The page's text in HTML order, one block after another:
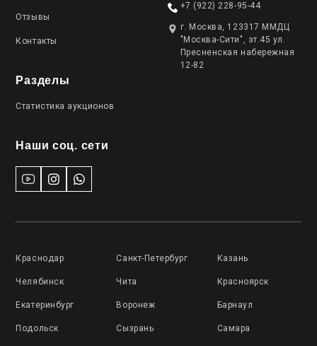
Отзывы
Контакты
Разделы
Статистика аукционов
Наши соц. сети
+7 (922) 228-95-44
г. Москва, 123317 ММДЦ
"Москва-Сити", эт.45 ул.
Пресненская набережная
12-82
Краснодар Санкт-Петербург Казань
Челябинск Чита Красноярск
Екатеринбург Воронеж Барнаул
Подольск Сызрань Самара